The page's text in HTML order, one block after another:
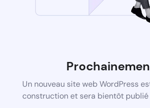
Un nouveau site web WordPress
construction et sera bientôt publié